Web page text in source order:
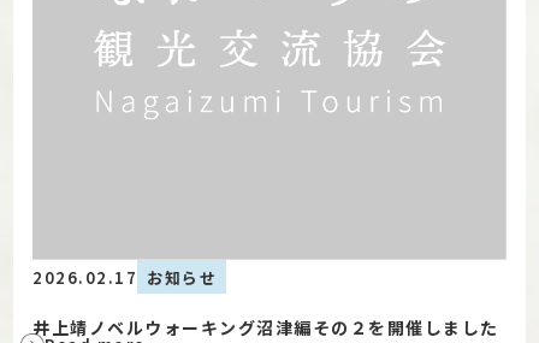
2026.02.17 お知らせ
井上靖ノベルウォーキング沼津編その２を開催しました